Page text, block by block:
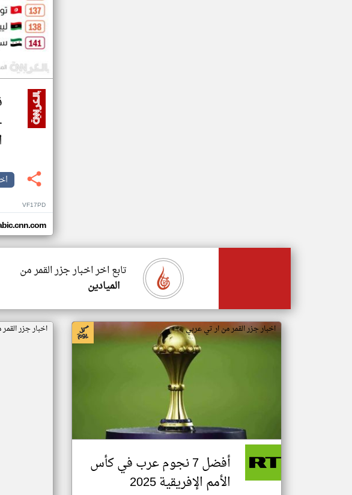
VF17PD
تابع اخر اخبار جزر القمر من
الميادين
اخبار جزر القمر من ار تي عربي
أفضل 7 نجوم عرب في كأس
الأمم الإفريقية 2025
اخبار جزر